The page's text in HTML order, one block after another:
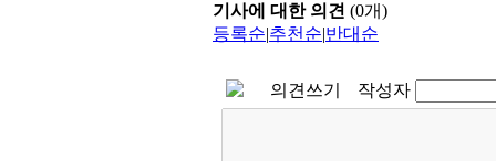
기사에 대한 의견 (0개)
등록순|추천순|반대순
의견쓰기 작성자